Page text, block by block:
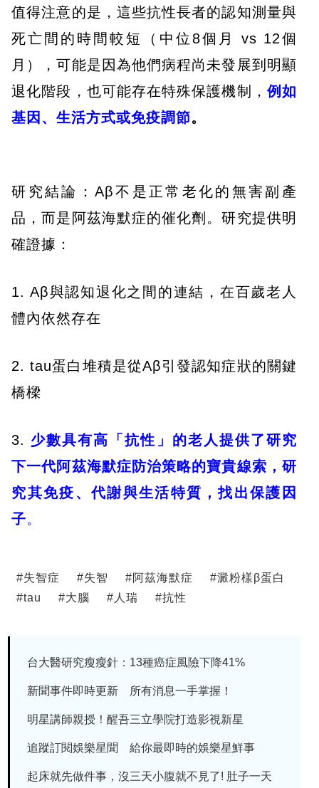
值得注意的是，這些抗性長者的認知測量與
死亡間的時間較短（中位8個月 vs 12個
月），可能是因為他們病程尚未發展到明顯
退化階段，也可能存在特殊保護機制， 例如
基因、生活方式或免疫調節。
研究結論：Aβ不是正常老化的無害副產
品，而是阿茲海默症的催化劑。研究提供明
確證據：
1. Aβ與認知退化之間的連結，在百歲老人
體內依然存在
2. tau蛋白堆積是從Aβ引發認知症狀的關鍵
橋樑
3. 少數具有高「抗性」的老人提供了研究
下一代阿茲海默症防治策略的寶貴線索，研
究其免疫、代謝與生活特質，找出保護因
子。
#失智症 #失智 #阿茲海默症 #澱粉樣β蛋白
#tau #大腦 # 人瑞 #抗性
台大醫研究瘦瘦針：13種癌症風險下降41%
新聞事件即時更新 所有消息一手掌握！
明星講師親授！醒吾三立學院打造影視新星
追蹤訂閱娛樂星聞 給你最即時的娛樂星鮮事
起床就先做件事，沒三天小腹就不見了! 肚子一天